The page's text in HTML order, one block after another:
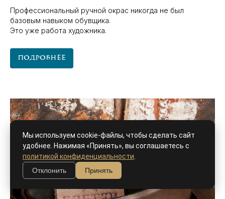
Мы используем cookie-файлы, чтобы сделать сайт
удобнее. Нажимая «Принять», вы соглашаетесь с
политикой конфиденциальности
Отклонить
Принять
Профессиональный ручной окрас никогда не был
базовым навыком обувщика.
Это уже работа художника.
Подробнее